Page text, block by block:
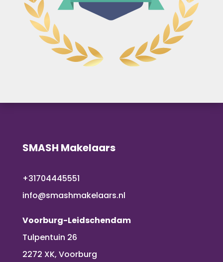
SMASH Makelaars
+31704445551
info@smashmakelaars.nl
Voorburg-Leidschendam
Tulpentuin 26
2272 XK, Voorburg